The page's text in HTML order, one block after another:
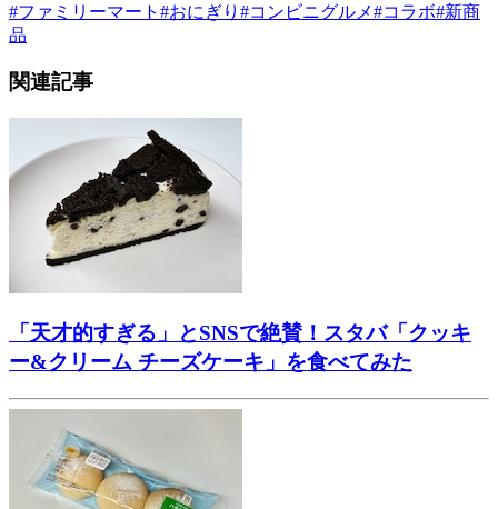
#ファミリーマート #おにぎり #コンビニグルメ#コラボ#新商
品
関連記事
「天才的すぎる」とSNSで絶賛！スタバ「クッキ
ー&クリーム チーズケーキ」を食べてみた